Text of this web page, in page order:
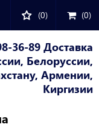
(0) (0)
36-89 Доставка
Белоруссии,
Армении,
Киргизии